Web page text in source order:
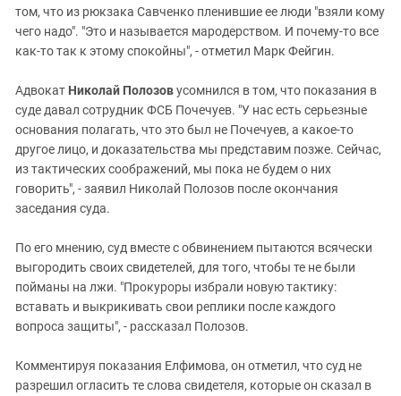
том, что из рюкзака Савченко пленившие ее люди "взяли кому
чего надо". "Это и называется мародерством. И почему-то все
как-то так к этому спокойны", - отметил Марк Фейгин.
Адвокат Николай Полозовусомнился в том, что показания в
суде давал сотрудник ФСБ Почечуев. "У нас есть серьезные
основания полагать, что это был не Почечуев, а какое-то
другое лицо, и доказательства мы представим позже. Сейчас,
из тактических соображений, мы пока не будем о них
говорить", - заявил Николай Полозов после окончания
заседания суда.
По его мнению, суд вместе с обвинением пытаются всячески
выгородить своих свидетелей, для того, чтобы те не были
пойманы на лжи. "Прокуроры избрали новую тактику:
вставать и выкрикивать свои реплики после каждого
вопроса защиты", - рассказал Полозов.
Комментируя показания Елфимова, он отметил, что суд не
разрешил огласить те слова свидетеля, которые он сказал в